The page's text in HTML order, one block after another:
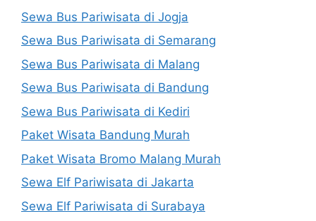
Sewa Bus Pariwisata di Jogja
Sewa Bus Pariwisata di Semarang
Sewa Bus Pariwisata di Malang
Sewa Bus Pariwisata di Bandung
Sewa Bus Pariwisata di Kediri
Paket Wisata Bandung Murah
Paket Wisata Bromo Malang Murah
Sewa Elf Pariwisata di Jakarta
Sewa Elf Pariwisata di Surabaya